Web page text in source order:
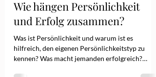
Zarmina Penner
14. Juli 2025
1 Min. Lesezeit
Wie hängen Persönlichkeit
und Erfolg zusammen?
Was ist Persönlichkeit und warum ist es
hilfreich, den eigenen Persönlichkeitstyp zu